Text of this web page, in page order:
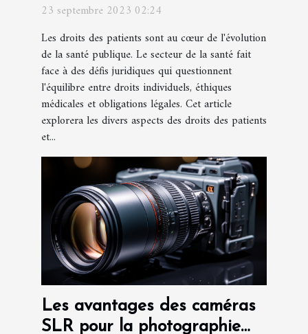
23 septembre 2023 02:24
Les droits des patients sont au cœur de l'évolution
de la santé publique. Le secteur de la santé fait
face à des défis juridiques qui questionnent
l'équilibre entre droits individuels, éthiques
médicales et obligations légales. Cet article
explorera les divers aspects des droits des patients
et...
Les avantages des caméras
SLR pour la photographie